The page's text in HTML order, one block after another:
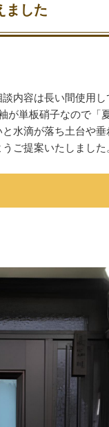
ました
内容は長い間使用し
が単板硝子なので「
水滴が落ち土台や垂
ご提案いたしました